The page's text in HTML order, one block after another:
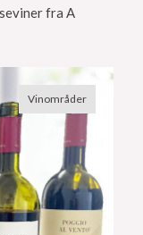
fra A
Vinområder